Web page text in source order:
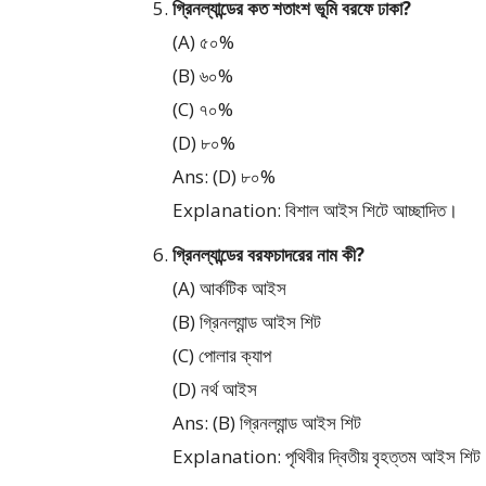
গ্রিনল্যান্ডের কত শতাংশ ভূমি বরফে ঢাকা?
(A) ৫০%
(B) ৬০%
(C) ৭০%
(D) ৮০%
Ans: (D) ৮০%
Explanation: বিশাল আইস শিটে আচ্ছাদিত।
গ্রিনল্যান্ডের বরফচাদরের নাম কী?
(A) আর্কটিক আইস
(B) গ্রিনল্যান্ড আইস শিট
(C) পোলার ক্যাপ
(D) নর্থ আইস
Ans: (B) গ্রিনল্যান্ড আইস শিট
Explanation: পৃথিবীর দ্বিতীয় বৃহত্তম আইস